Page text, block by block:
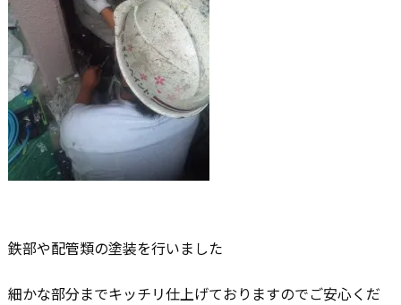
鉄部や配管類の塗装を行いました
細かな部分までキッチリ仕上げておりますのでご安心くだ